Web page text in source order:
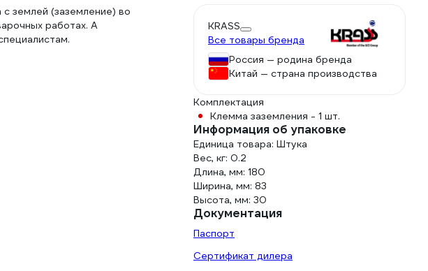
землей (заземление) во
работах. А
KRASS
Все товары бренда
Россия — родина бренда
Китай — страна производства
Комплектация
Клемма заземления - 1 шт.
Информация об упаковке
Единица товара: Штука
Вес, кг: 0.2
Длина, мм: 180
Ширина, мм: 83
Высота, мм: 30
Документация
Паспорт
Сертификат дилера